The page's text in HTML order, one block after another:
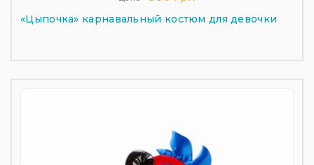
«Цыпочка» карнавальный костюм для девочки